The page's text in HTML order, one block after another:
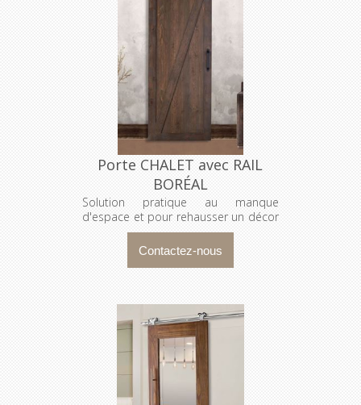
Porte CHALET avec RAIL
BORÉAL
Solution pratique au manque
d'espace et pour rehausser un décor